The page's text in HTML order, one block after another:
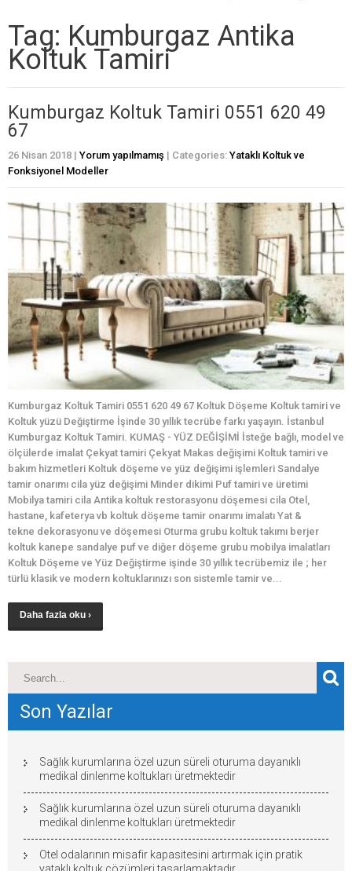
Tag: Kumburgaz Antika
Koltuk Tamiri
Kumburgaz Koltuk Tamiri 0551 620 49
67
26 Nisan 2018 | Yorum yapılmamış | Categories: Yataklı Koltuk ve
Fonksiyonel Modeller
Kumburgaz Koltuk Tamiri 0551 620 49 67 Koltuk Döşeme Koltuk tamiri ve
Koltuk yüzü Değiştirme İşinde 30 yıllık tecrübe farkı yaşayın. İstanbul
Kumburgaz Koltuk Tamiri. KUMAŞ - YÜZ DEĞİŞİMİ İsteğe bağlı, model ve
ölçülerde imalat Çekyat tamiri Çekyat Makas değişimi Koltuk tamiri ve
bakım hizmetleri Koltuk döşeme ve yüz değişimi işlemleri Sandalye
tamir onarımı cila yüz değişimi Minder dikimi Puf tamiri ve üretimi
Mobilya tamiri cila Antika koltuk restorasyonu döşemesi cila Otel,
hastane, kafeterya vb koltuk döşeme tamir onarımı imalatı Yat &
tekne dekorasyonu ve döşemesi Oturma grubu koltuk takımı berjer
koltuk kanepe sandalye puf ve diğer döşeme grubu mobilya imalatları
Koltuk Döşeme ve Yüz Değiştirme işinde 30 yıllık tecrübemiz ile ; her
türlü klasik ve modern koltuklarınızı son sistemle tamir ve...
Daha fazla oku ›
Son Yazılar
Sağlık kurumlarına özel uzun süreli oturuma dayanıklı
medikal dinlenme koltukları üretmektedir
Sağlık kurumlarına özel uzun süreli oturuma dayanıklı
medikal dinlenme koltukları üretmektedir
Otel odalarının misafir kapasitesini artırmak için pratik